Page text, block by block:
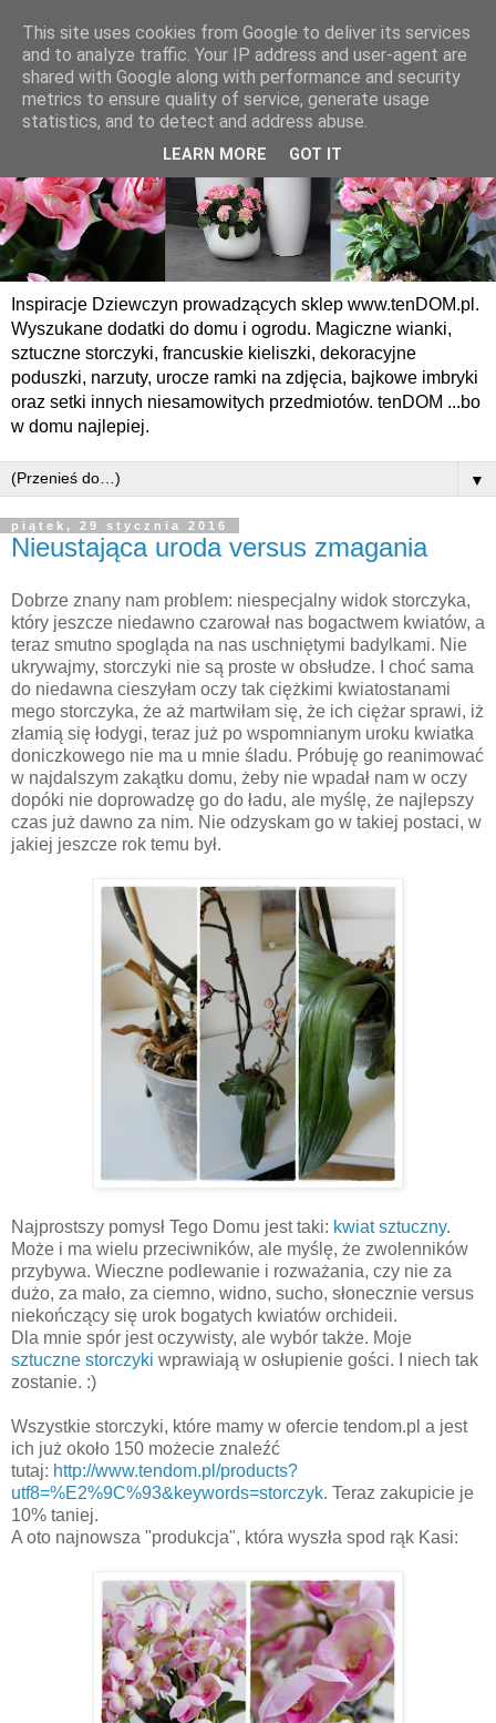
Inspiracje Dziewczyn prowadzących sklep www.tenDOM.pl.
Wyszukane dodatki do domu i ogrodu. Magiczne wianki,
sztuczne storczyki, francuskie kieliszki, dekoracyjne
poduszki, narzuty, urocze ramki na zdjęcia, bajkowe imbryki
oraz setki innych niesamowitych przedmiotów. tenDOM ...bo
w domu najlepiej.
▼
piątek, 29 stycznia 2016
Nieustająca uroda versus zmagania
Dobrze znany nam problem: niespecjalny widok storczyka,
który jeszcze niedawno czarował nas bogactwem kwiatów, a
teraz smutno spogląda na nas uschniętymi badylkami. Nie
ukrywajmy, storczyki nie są proste w obsłudze. I choć sama
do niedawna cieszyłam oczy tak ciężkimi kwiatostanami
mego storczyka, że aż martwiłam się, że ich ciężar sprawi, iż
złamią się łodygi, teraz już po wspomnianym uroku kwiatka
doniczkowego nie ma u mnie śladu. Próbuję go reanimować
w najdalszym zakątku domu, żeby nie wpadał nam w oczy
dopóki nie doprowadzę go do ładu, ale myślę, że najlepszy
czas już dawno za nim. Nie odzyskam go w takiej postaci, w
jakiej jeszcze rok temu był.
Najprostszy pomysł Tego Domu jest taki: kwiat sztuczny.
Może i ma wielu przeciwników, ale myślę, że zwolenników
przybywa. Wieczne podlewanie i rozważania, czy nie za
dużo, za mało, za ciemno, widno, sucho, słonecznie versus
niekończący się urok bogatych kwiatów orchideii.
Dla mnie spór jest oczywisty, ale wybór także. Moje
sztuczne storczyki wprawiają w osłupienie gości. I niech tak
zostanie. :)
Wszystkie storczyki, które mamy w ofercie tendom.pl a jest
ich już około 150 możecie znaleźć
tutaj: http://www.tendom.pl/products?
utf8=%E2%9C%93&keywords=storczyk. Teraz zakupicie je
10% taniej.
A oto najnowsza "produkcja", która wyszła spod rąk Kasi:
This site uses cookies from Google to deliver its services
and to analyze traffic. Your IP address and user-agent are
shared with Google along with performance and security
metrics to ensure quality of service, generate usage
statistics, and to detect and address abuse.
LEARN MORE GOT IT